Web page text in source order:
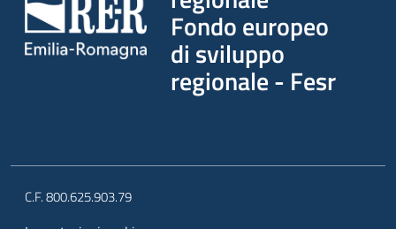
Fondo europeo
di sviluppo
regionale - Fesr
C.F. 800.625.903.79